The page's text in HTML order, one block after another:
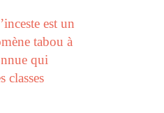
est un
tabou à
qui
classes